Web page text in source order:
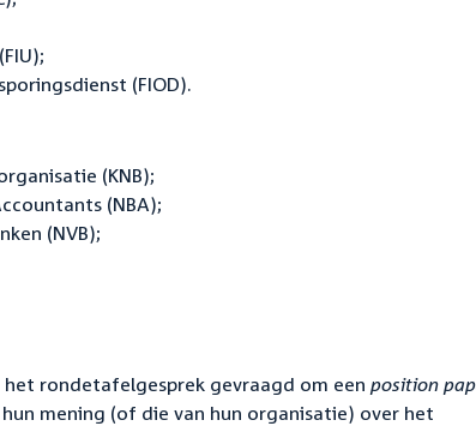
(FIOD).
(KNB);
(NBA);
(NVB);
rondetafelgesprek gevraagd om een position
mening (of die van hun organisatie) over het